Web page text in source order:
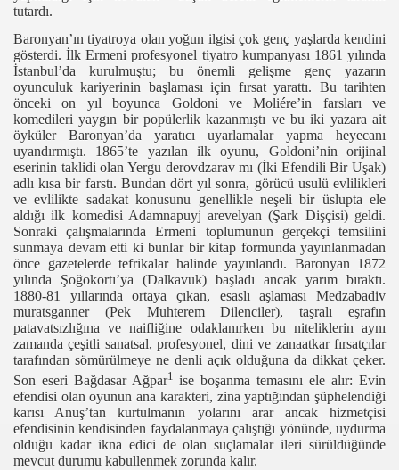
tutardı.
Baronyan’ın tiyatroya olan yoğun ilgisi çok genç yaşlarda kendini
gösterdi. İlk Ermeni profesyonel tiyatro kumpanyası 1861 yılında
İstanbul’da kurulmuştu; bu önemli gelişme genç yazarın
oyunculuk kariyerinin başlaması için fırsat yarattı. Bu tarihten
önceki on yıl boyunca Goldoni ve Moliére’in farsları ve
komedileri yaygın bir popülerlik kazanmıştı ve bu iki yazara ait
öyküler Baronyan’da yaratıcı uyarlamalar yapma heyecanı
uyandırmıştı. 1865’te yazılan ilk oyunu, Goldoni’nin orijinal
eserinin taklidi olan Yergu derovdzarav mı (İki Efendili Bir Uşak)
adlı kısa bir farstı. Bundan dört yıl sonra, görücü usulü evlilikleri
ve evlilikte sadakat konusunu genellikle neşeli bir üslupta ele
aldığı ilk komedisi Adamnapuyj arevelyan (Şark Dişçisi) geldi.
Sonraki çalışmalarında Ermeni toplumunun gerçekçi temsilini
sunmaya devam etti ki bunlar bir kitap formunda yayınlanmadan
önce gazetelerde tefrikalar halinde yayınlandı. Baronyan 1872
yılında Şoğokortı’ya (Dalkavuk) başladı ancak yarım bıraktı.
1880-81 yıllarında ortaya çıkan, esaslı aşlaması Medzabadiv
muratsganner (Pek Muhterem Dilenciler), taşralı eşrafın
patavatsızlığına ve naifliğine odaklanırken bu niteliklerin aynı
zamanda çeşitli sanatsal, profesyonel, dini ve zanaatkar fırsatçılar
tarafından sömürülmeye ne denli açık olduğuna da dikkat çeker.
Son eseri Bağdasar Ağpar1 ise boşanma temasını ele alır: Evin
efendisi olan oyunun ana karakteri, zina yaptığından şüphelendiği
karısı Anuş’tan kurtulmanın yolarını arar ancak hizmetçisi
efendisinin kendisinden faydalanmaya çalıştığı yönünde, uydurma
olduğu kadar ikna edici de olan suçlamalar ileri sürüldüğünde
mevcut durumu kabullenmek zorunda kalır.